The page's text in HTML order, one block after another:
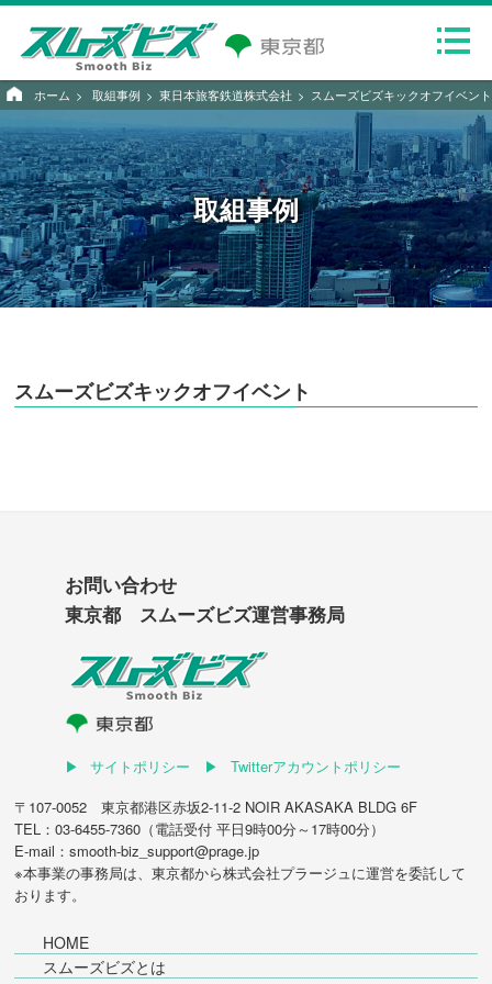
ホーム 取組事例 東日本旅客鉄道株式会社 スムーズビズキックオフイベント
取組事例
スムーズビズキックオフイベント
お問い合わせ
東京都 スムーズビズ運営事務局
サイトポリシー
Twitterアカウントポリシー
〒107-0052 東京都港区赤坂2-11-2 NOIR AKASAKA BLDG 6F
TEL：03-6455-7360（電話受付 平日9時00分～17時00分）
E-mail：smooth-biz_support@prage.jp
※本事業の事務局は、東京都から株式会社プラージュに運営を委託して
おります。
HOME
スムーズビズとは